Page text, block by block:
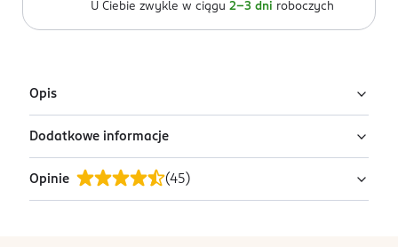
U Ciebie zwykle w ciągu 2-3 dni roboczych
Opis
Uwaga: wysyłamy losowy wariant!
Produkt występuje w różnych wariantach i pakowany
jest losowo. Zdjęcia pokazują przykładowe warianty.
Dodatkowe informacje
PRZYGOTOWANIE I STOSOWANIE
Wymieniaj szczoteczkę co 3 miesiące
Opinie (45 )